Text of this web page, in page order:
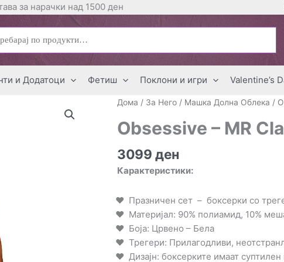
за нарачки над 1500 ден
и Додатоци Фетиш Поклони и игри Valentine’s
Дома / За Него / Машка Долна Облека /
Obsessive – MR
3099 ден
Карактеристики:
Празничен сет – боксерки со
Материјал: 90% полиамид, 10%
Боја: Црвено – Бела
Трегери: Прилагодливи,
Дизајн: боксерките имаат суптилен